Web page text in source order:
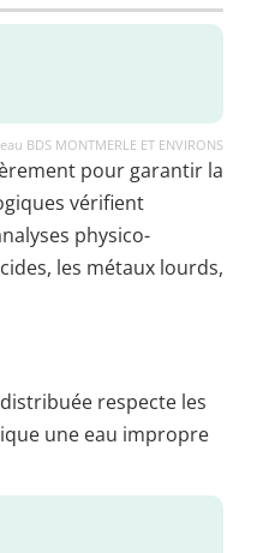
BDS MONTMERLE ET ENVIRONS
pour garantir la
vérifient
physico-
les métaux lourds,
respecte les
une eau impropre